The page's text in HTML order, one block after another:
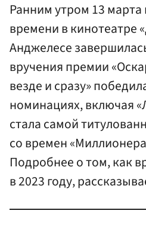
Ранним утром 13
времени в кинотеатре
Анджелесе
вручения премии
везде и сразу»
номинациях, включая
стала самой
со времен
Подробнее о том, как
в 2023 году,